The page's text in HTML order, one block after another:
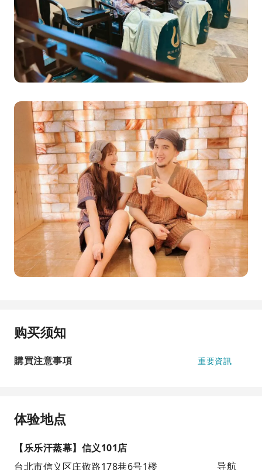
购买须知
購買注意事項 重要資訊
体验地点
【乐乐汗蒸幕】信义101店
台北市信义区庄敬路178巷6号1楼
导航